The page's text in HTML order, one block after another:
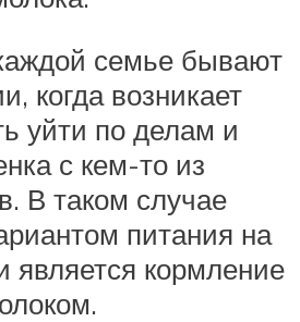
семье бывают
когда возникает
уйти по делам и
с кем-то из
В таком случае
питания на
является кормление